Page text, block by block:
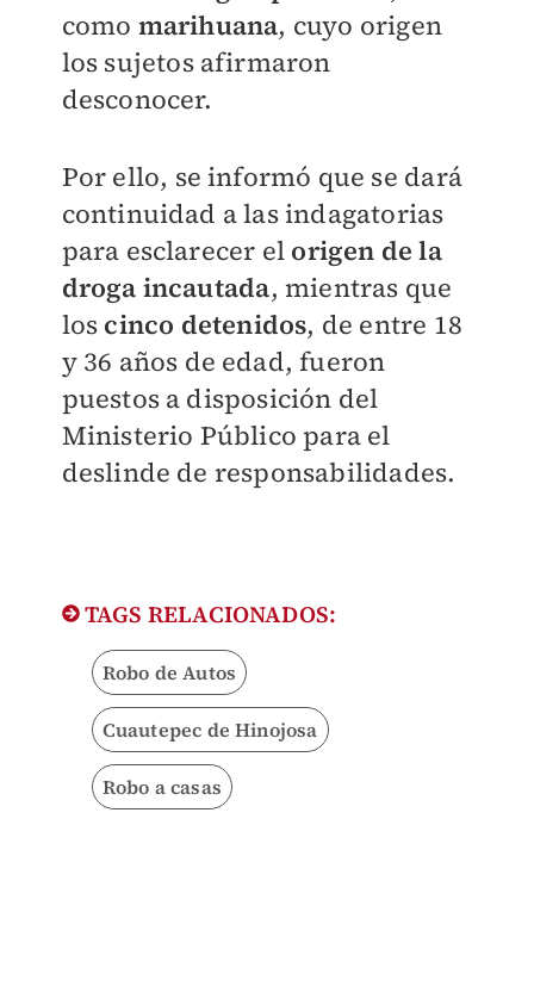
como marihuana, cuyo origen
los sujetos afirmaron
desconocer.
Por ello, se informó que se dará
continuidad a las indagatorias
para esclarecer el origen de la
droga incautada, mientras que
los cinco detenidos, de entre 18
y 36 años de edad, fueron
puestos a disposición del
Ministerio Público para el
deslinde de responsabilidades.
TAGS RELACIONADOS:
Robo de Autos
Cuautepec de Hinojosa
Robo a casas